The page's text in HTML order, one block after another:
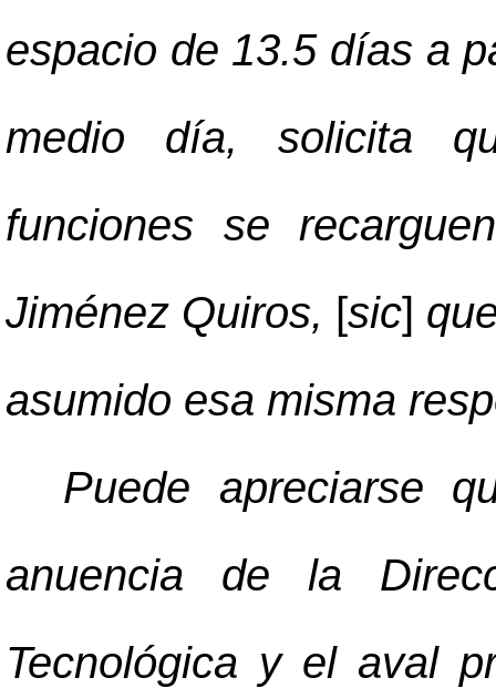
espacio de 13.5 días a
medio día, solicita
funciones se
Jiménez Quiros, [sic]
asumido esa misma
Puede apreciarse
anuencia de la
Tecnológica y el aval